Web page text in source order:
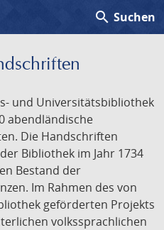
search Suchen
und Universitätsbibliothek
abendländische
Die Handschriften
Bibliothek im Jahr 1734
Bestand der
Im Rahmen des von
geförderten Projekts
volkssprachlichen